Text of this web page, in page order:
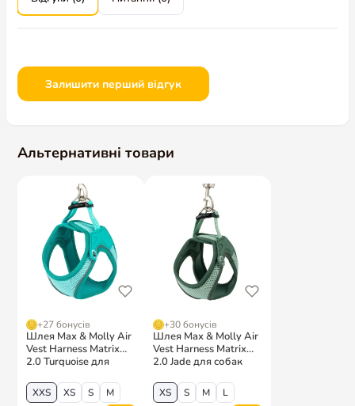
Інтернет-магазин для домашніх
улюбленців
Відгуки
Блог про котів і собак
Amigo Threads
Підписка на корм
Мої улюбленці
ІНФОРМАЦІЯ
від дієтолога
Про нас
Доставка та оплата
Повернення та обмін
КОНТАКТИ
woof@amigovet.net
Apple Pay